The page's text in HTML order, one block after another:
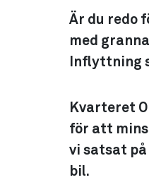
Är du redo
med
Inflyttning
Kvarteret
för att
vi satsat på
bil.